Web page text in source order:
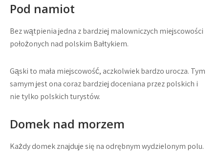
Pod namiot
Bez wątpienia jedna z bardziej malowniczych miejscowości
położonych nad polskim Bałtykiem.
Gąski to mała miejscowość, aczkolwiek bardzo urocza. Tym
samym jest ona coraz bardziej doceniana przez polskich i
nie tylko polskich turystów.
Domek nad morzem
Każdy domek znajduje się na odrębnym wydzielonym polu.